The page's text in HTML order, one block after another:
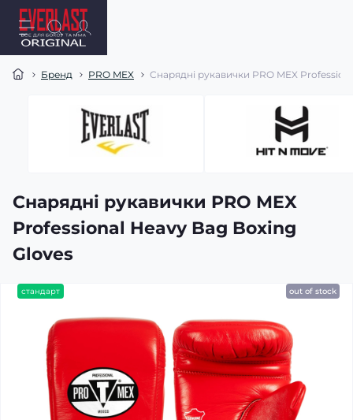
Бренд PRO MEX Снарядні рукавички PRO MEX
Снарядні рукавички PRO MEX
Professional Heavy Bag Boxing
Gloves
стандарт out of stock